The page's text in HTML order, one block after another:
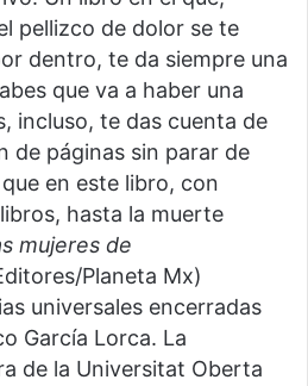
pellizco de dolor se te
dentro, te da siempre una
que va a haber una
incluso, te das cuenta de
de páginas sin parar de
en este libro, con
hasta la muerte
mujeres de
Planeta Mx)
universales encerradas
García Lorca. La
de la Universitat Oberta